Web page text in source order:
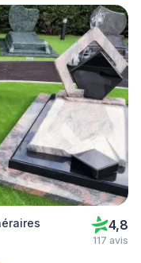
4,8
117 avis